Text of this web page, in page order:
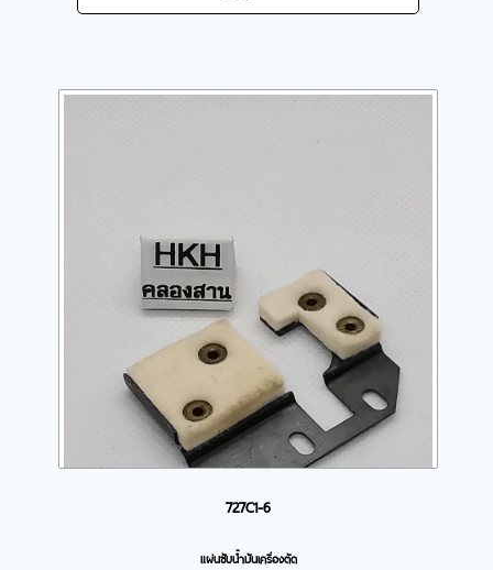
727C1-6
แผ่นซับน้ำมันเครื่องตัด